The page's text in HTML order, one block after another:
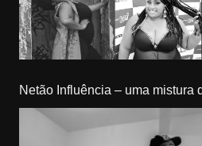
Netão Influência – uma mistura